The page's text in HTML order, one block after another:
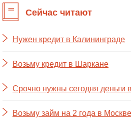
Сейчас читают
Нужен кредит в Калининграде
Возьму кредит в Шаркане
Срочно нужны сегодня деньги
Возьму займ на 2 года в Москве